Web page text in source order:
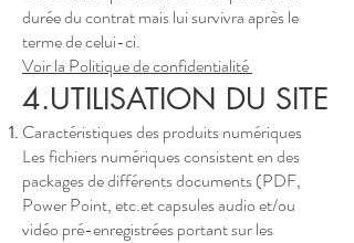
durée du contrat mais lui survivra après le
terme de celui-ci.
Voir la Politique de confidentialité
4.UTILISATION DU SITE
Caractéristiques des produits numériques
Les fichiers numériques consistent en des
packages de différents documents (PDF,
Power Point, etc.et capsules audio et/ou
vidéo pré-enregistrées portant sur les